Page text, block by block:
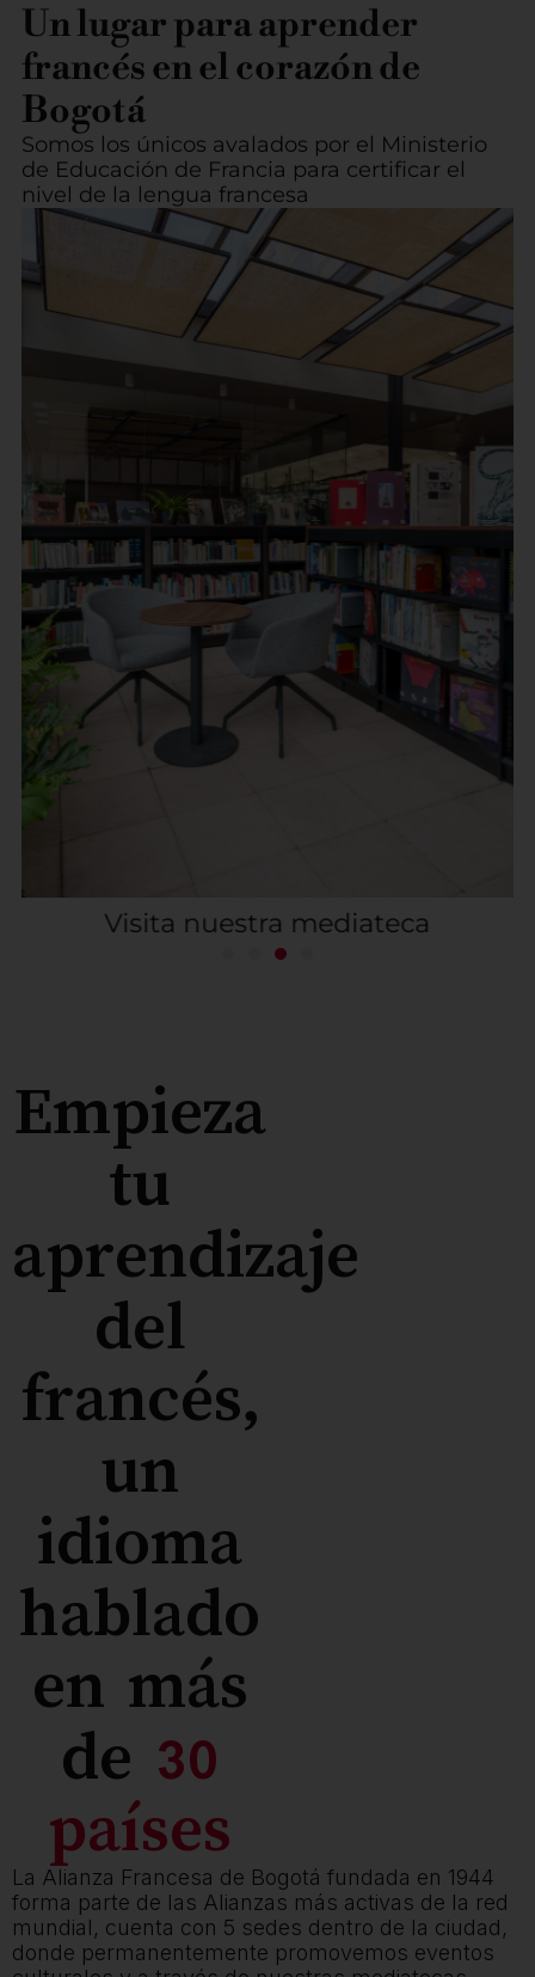
Un lugar para aprender
francés en el corazón de
Bogotá
Somos los únicos avalados por el Ministerio
de Educación de Francia para certificar el
nivel de la lengua francesa
Visita nuestra mediateca
Empieza
tu
aprendizaje
del
francés,
un
idioma
hablado
en más
de 30
países
La Alianza Francesa de Bogotá fundada en 1944
forma parte de las Alianzas más activas de la red
mundial, cuenta con 5 sedes dentro de la ciudad,
donde permanentemente promovemos eventos